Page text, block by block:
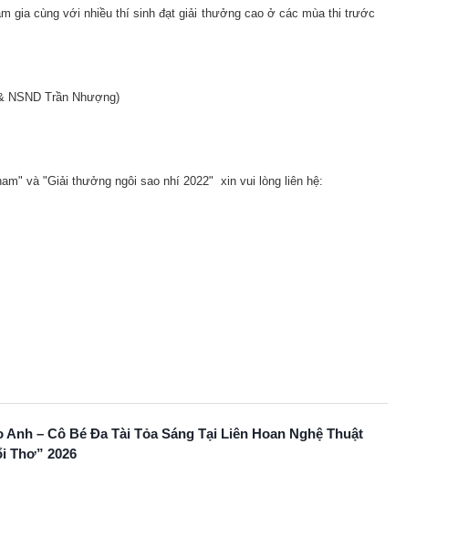
gia cùng với nhiều thí sinh đạt giải thưởng cao ở các mùa thi trước
NSND Trần Nhượng)
và "Giải thưởng ngôi sao nhí 2022" xin vui lòng liên hệ:
Anh – Cô Bé Đa Tài Tỏa Sáng Tại Liên Hoan Nghệ Thuật
Thơ” 2026